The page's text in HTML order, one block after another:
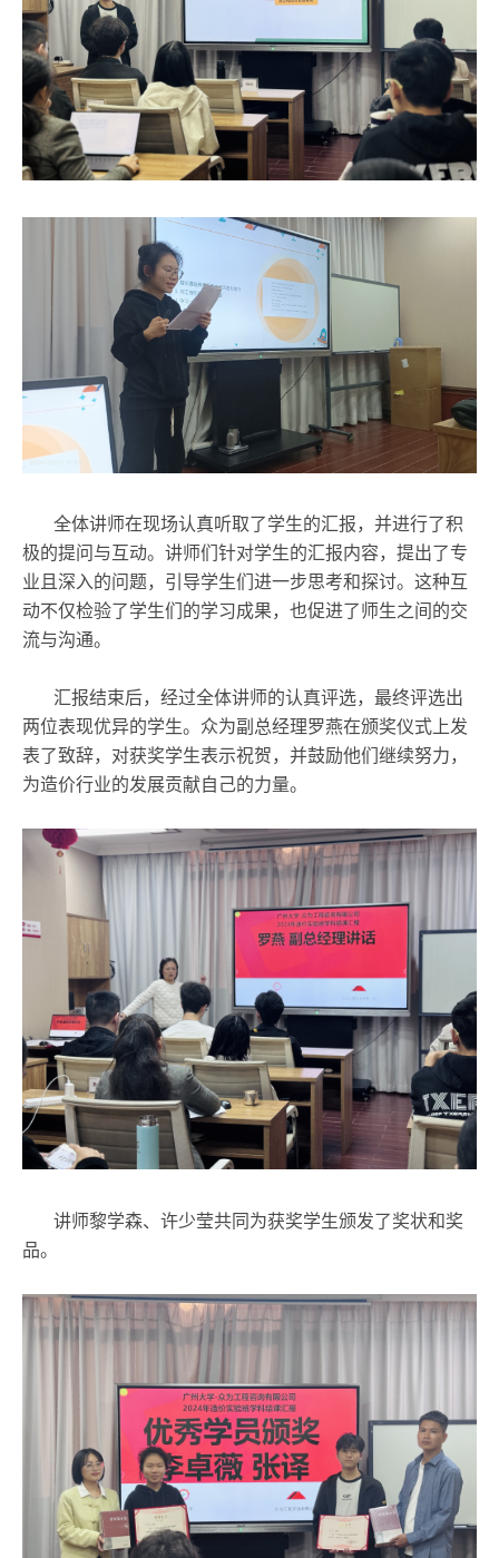
全体讲师在现场认真听取了学生的汇报，并进行了积
极的提问与互动。讲师们针对学生的汇报内容，提出了专
业且深入的问题，引导学生们进一步思考和探讨。这种互
动不仅检验了学生们的学习成果，也促进了师生之间的交
流与沟通。
汇报结束后，经过全体讲师的认真评选，最终评选出
两位表现优异的学生。众为副总经理罗燕在颁奖仪式上发
表了致辞，对获奖学生表示祝贺，并鼓励他们继续努力，
为造价行业的发展贡献自己的力量。
讲师黎学森、许少莹共同为获奖学生颁发了奖状和奖
品。